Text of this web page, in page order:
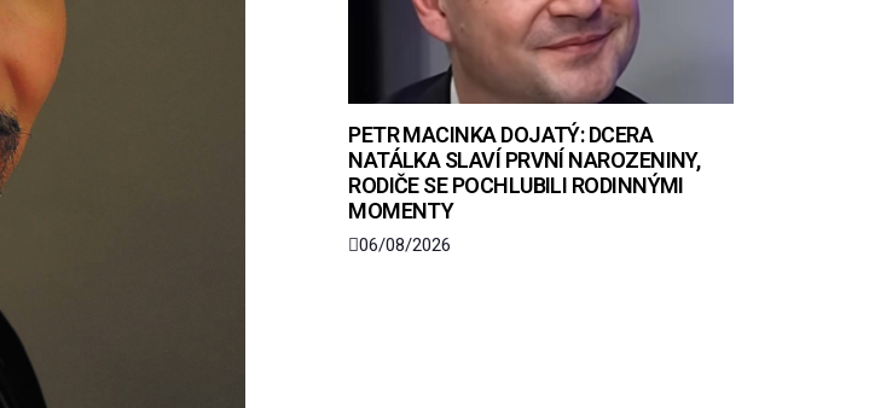
PETR MACINKA DOJATÝ: DCERA
NATÁLKA SLAVÍ PRVNÍ NAROZENINY,
RODIČE SE POCHLUBILI RODINNÝMI
MOMENTY
06/08/2026